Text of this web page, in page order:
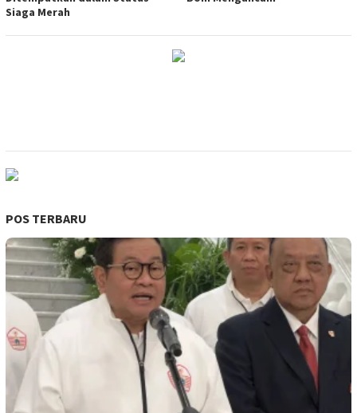
Siaga Merah
POS TERBARU